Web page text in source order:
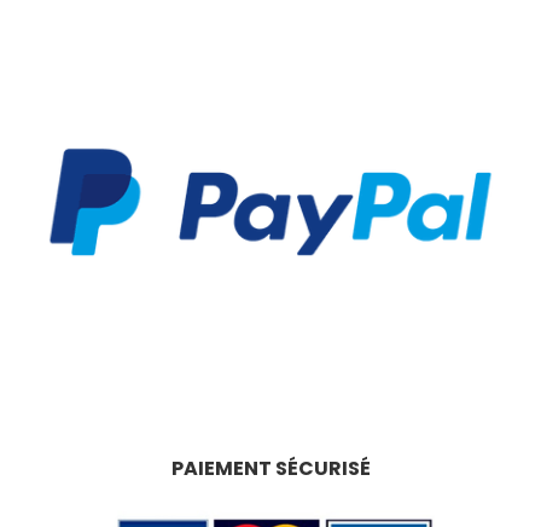
PAIEMENT SÉCURISÉ